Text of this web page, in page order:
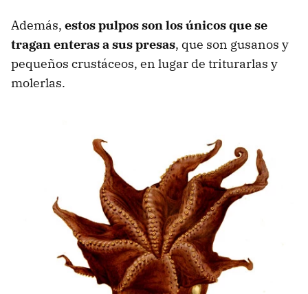
Además, estos pulpos son los únicos que se
tragan enteras a sus presas, que son gusanos y
pequeños crustáceos, en lugar de triturarlas y
molerlas.